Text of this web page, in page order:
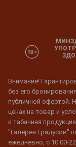
Внимание!
без его
публичной офертой.
ценах на товар и
и табачная
"Галерея Градусов"
ежедневно, с 10:00-